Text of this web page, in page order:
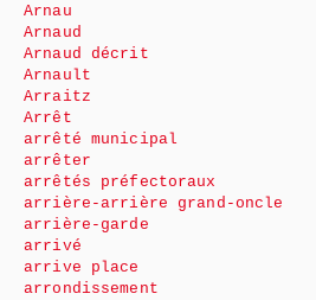
Arnau
Arnaud
Arnaud décrit
Arnault
Arraitz
Arrêt
arrêté municipal
arrêter
arrêtés préfectoraux
arrière-arrière grand-oncle
arrière-garde
arrivé
arrive place
arrondissement